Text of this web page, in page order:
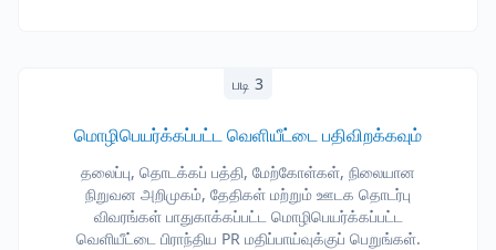
படி 3
மொழிபெயர்க்கப்பட்ட வெளியீட்டை பதிவிறக்கவும்
தலைப்பு, தொடக்கப் பத்தி, மேற்கோள்கள், நிலையான
நிறுவன அறிமுகம், தேதிகள் மற்றும் ஊடக தொடர்பு
விவரங்கள் பாதுகாக்கப்பட்ட மொழிபெயர்க்கப்பட்ட
வெளியீட்டை பிராந்திய PR மதிப்பாய்வுக்குப் பெறுங்கள்.